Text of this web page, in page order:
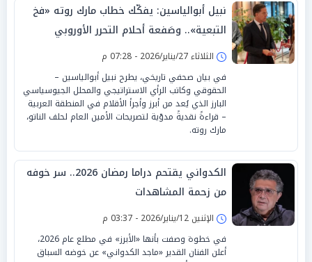
نبيل أبوالياسين: يفكّك خطاب مارك روته «فخ
التبعية».. وصَفعة أحلام التحرر الأوروبي
الثلاثاء 27/يناير/2026 - 07:28 م
في بيان صحفي تاريخي، يطرح نبيل أبوالياسين –
الحقوقي وكاتب الرأي الاستراتيجي والمحلل الجيوسياسي
البارز الذي يُعد من أبرز وأجرأ الأقلام في المنطقة العربية
– قراءةً نقديةً مدوّية لتصريحات الأمين العام لحلف الناتو،
مارك روته.
الكدواني يقتحم دراما رمضان 2026.. سر خوفه
من زحمة المشاهدات
الإثنين 12/يناير/2026 - 03:37 م
في خطوة وصفت بأنها «الأبرز» في مطلع عام 2026،
أعلن الفنان القدير «ماجد الكدواني» عن خوضه السباق